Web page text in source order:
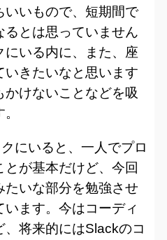
いいもので、短期間で
るとは思っていません
いる内に、また、座
きたいなと思います
かけないことなどを吸
にいると、一人でプロ
が基本だけど、今回
いな部分を勉強させ
ます。今はコーディ
、将来的にはSlackのコ